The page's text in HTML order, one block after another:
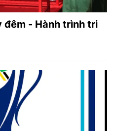
đêm - Hành trình tri